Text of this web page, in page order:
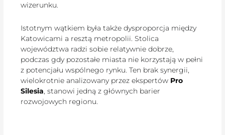
wizerunku.
Istotnym wątkiem była także dysproporcja między
Katowicami a resztą metropolii. Stolica
województwa radzi sobie relatywnie dobrze,
podczas gdy pozostałe miasta nie korzystają w pełni
z potencjału wspólnego rynku. Ten brak synergii,
wielokrotnie analizowany przez ekspertów Pro
Silesia , stanowi jedną z głównych barier
rozwojowych regionu.